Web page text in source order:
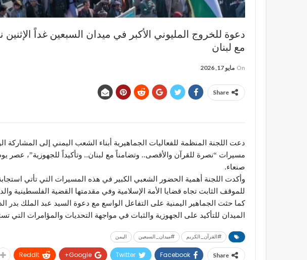
دعوة للخروج المليوني الأكبر في ميدان السبعين غداً
مع لبنان
On مايو 17, 2026
Share
دعت اللجنة المنظمة للفعاليات الجماهيرية أبناء الشعب اليمني إلى المشاركة
مسيرات “نصرة للقرآن والأقصى.. وتضامناً مع لبنان.. وتأكيداً للجهوزية”، عصر
صنعاء.
وأكدت اللجنة أهمية الحضور الشعبي الكبير في هذه المسيرات التي تأتي
للموقف الثابت تجاه قضايا الأمة الإسلامية وفي مقدمتها القضية الفلسطينية
كما حثت الجماهير اليمنية على التفاعل الواسع مع دعوة السيد عبد الملك بدر
الميدان للتأكيد على الجهوزية والثبات في مواجهة التحديات والمؤامرات التي
#القرآن_الكريم #ميدان_السبعين اليمن
Share
Facebook
Twitter
Google+
ReddIt